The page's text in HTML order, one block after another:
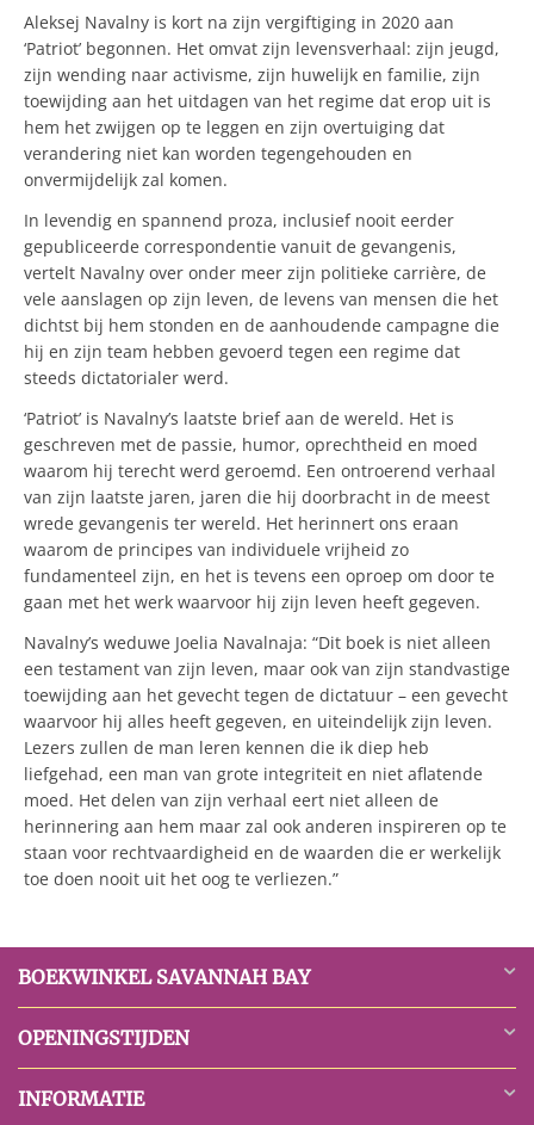
Aleksej Navalny is kort na zijn vergiftiging in 2020 aan
‘Patriot’ begonnen. Het omvat zijn levensverhaal: zijn jeugd,
zijn wending naar activisme, zijn huwelijk en familie, zijn
toewijding aan het uitdagen van het regime dat erop uit is
hem het zwijgen op te leggen en zijn overtuiging dat
verandering niet kan worden tegengehouden en
onvermijdelijk zal komen.
In levendig en spannend proza, inclusief nooit eerder
gepubliceerde correspondentie vanuit de gevangenis,
vertelt Navalny over onder meer zijn politieke carrière, de
vele aanslagen op zijn leven, de levens van mensen die het
dichtst bij hem stonden en de aanhoudende campagne die
hij en zijn team hebben gevoerd tegen een regime dat
steeds dictatorialer werd.
‘Patriot’ is Navalny’s laatste brief aan de wereld. Het is
geschreven met de passie, humor, oprechtheid en moed
waarom hij terecht werd geroemd. Een ontroerend verhaal
van zijn laatste jaren, jaren die hij doorbracht in de meest
wrede gevangenis ter wereld. Het herinnert ons eraan
waarom de principes van individuele vrijheid zo
fundamenteel zijn, en het is tevens een oproep om door te
gaan met het werk waarvoor hij zijn leven heeft gegeven.
Navalny’s weduwe Joelia Navalnaja: “Dit boek is niet alleen
een testament van zijn leven, maar ook van zijn standvastige
toewijding aan het gevecht tegen de dictatuur – een gevecht
waarvoor hij alles heeft gegeven, en uiteindelijk zijn leven.
Lezers zullen de man leren kennen die ik diep heb
liefgehad, een man van grote integriteit en niet aflatende
moed. Het delen van zijn verhaal eert niet alleen de
herinnering aan hem maar zal ook anderen inspireren op te
staan voor rechtvaardigheid en de waarden die er werkelijk
toe doen nooit uit het oog te verliezen.”
BOEKWINKEL SAVANNAH BAY
OPENINGSTIJDEN
INFORMATIE